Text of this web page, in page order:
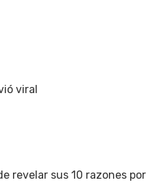
viral
revelar sus 10 razones por